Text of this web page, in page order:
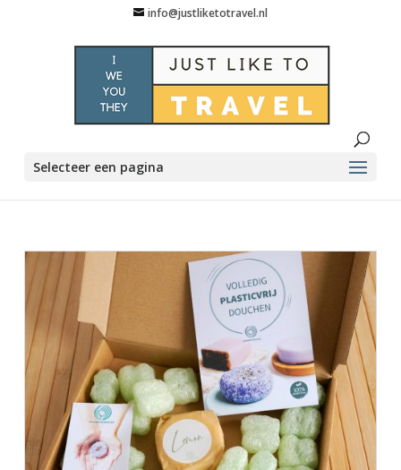
info@justliketotravel.nl
Selecteer een pagina